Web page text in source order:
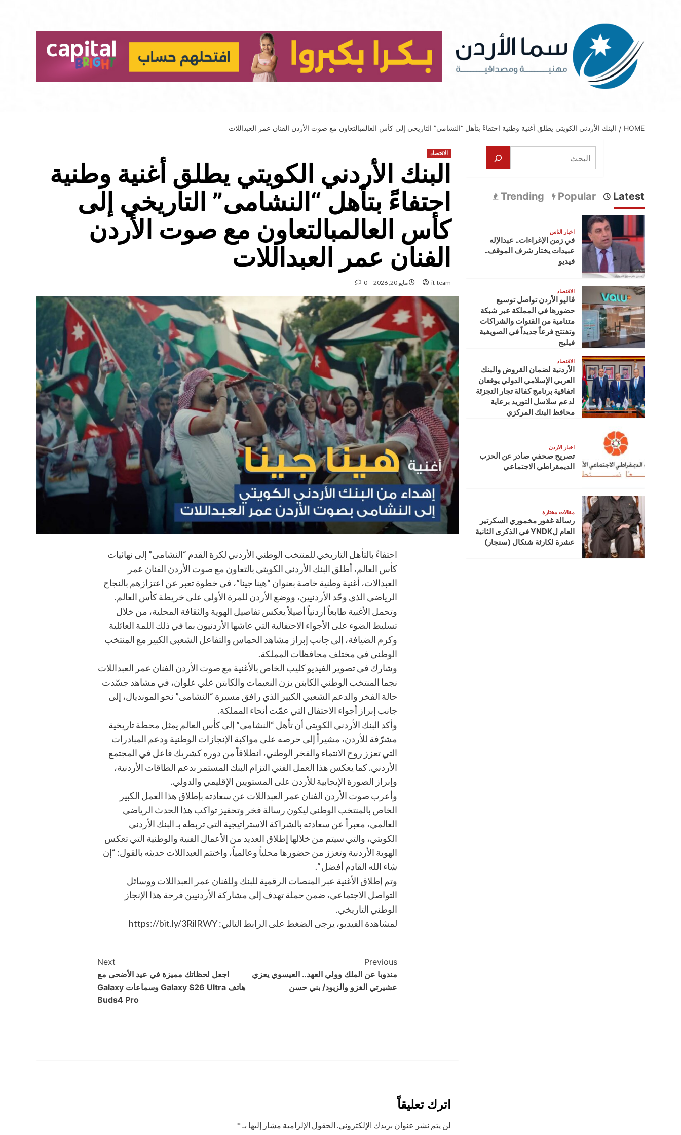
HOME البنك الأردني الكويتي يطلق أغنية وطنية احتفاءً بتأهل “النشامى” التاريخي إلى كأس العالمبالتعاون مع صوت الأردن الفنان عمر العبداللات
الاقتصاد
البنك الأردني الكويتي يطلق أغنية وطنية
احتفاءً بتأهل “النشامى” التاريخي إلى
كأس العالمبالتعاون مع صوت الأردن
الفنان عمر العبداللات
it-team مايو 20, 2026 0
احتفاءً بالتأهل التاريخي للمنتخب الوطني الأردني لكرة القدم “النشامى” إلى نهائيات
كأس العالم، أطلق البنك الأردني الكويتي بالتعاون مع صوت الأردن الفنان عمر
العبدالات، أغنية وطنية خاصة بعنوان “هينا جينا”، في خطوة تعبر عن اعتزازهم بالنجاح
الرياضي الذي وحّد الأردنيين، ووضع الأردن للمرة الأولى على خريطة كأس العالم.
وتحمل الأغنية طابعاً أردنياً أصيلاً يعكس تفاصيل الهوية والثقافة المحلية، من خلال
تسليط الضوء على الأجواء الاحتفالية التي عاشها الأردنيون بما في ذلك اللمة العائلية
وكرم الضيافة، إلى جانب إبراز مشاهد الحماس والتفاعل الشعبي الكبير مع المنتخب
الوطني في مختلف محافظات المملكة.
وشارك في تصوير الفيديو كليب الخاص بالأغنية مع صوت الأردن الفنان عمر العبداللات
نجما المنتخب الوطني الكابتن يزن النعيمات والكابتن علي علوان، في مشاهد جسّدت
حالة الفخر والدعم الشعبي الكبير الذي رافق مسيرة “النشامى” نحو المونديال، إلى
جانب إبراز أجواء الاحتفال التي عمّت أنحاء المملكة.
وأكد البنك الأردني الكويتي أن تأهل “النشامى” إلى كأس العالم يمثل محطة تاريخية
مشرّفة للأردن، مشيراً إلى حرصه على مواكبة الإنجازات الوطنية ودعم المبادرات
التي تعزز روح الانتماء والفخر الوطني، انطلاقاً من دوره كشريك فاعل في المجتمع
الأردني. كما يعكس هذا العمل الفني التزام البنك المستمر بدعم الطاقات الأردنية،
وإبراز الصورة الإيجابية للأردن على المستويين الإقليمي والدولي.
وأعرب صوت الأردن الفنان عمر العبداللات عن سعادته بإطلاق هذا العمل الكبير
الخاص بالمنتخب الوطني ليكون رسالة فخر وتحفيز تواكب هذا الحدث الرياضي
العالمي، معبراً عن سعادته بالشراكة الاستراتيجية التي تربطه بـ البنك الأردني
الكويتي، والتي سيتم من خلالها إطلاق العديد من الأعمال الفنية والوطنية التي تعكس
الهوية الأردنية وتعزز من حضورها محلياً وعالمياً، واختتم العبداللات حديثه بالقول: “إن
شاء الله القادم أفضل “.
وتم إطلاق الأغنية عبر المنصات الرقمية للبنك وللفنان عمر العبداللات ووسائل
التواصل الاجتماعي، ضمن حملة تهدف إلى مشاركة الأردنيين فرحة هذا الإنجاز
الوطني التاريخي.
لمشاهدة الفيديو، يرجى الضغط على الرابط التالي: https://bit.ly/3RilRWY
Post
Navigation
Previous
مندوبا عن الملك وولي العهد.. العيسوي يعزي
عشيرتي الغزو والزيود/ بني حسن
Next
اجعل لحظاتك مميزة في عيد الأضحى مع
هاتف Galaxy S26 Ultra وسماعات Galaxy
Buds4 Pro
اترك تعليقاً
لن يتم نشر عنوان بريدك الإلكتروني. الحقول الإلزامية مشار إليها بـ *
البحث
Latest
Popular
Trending
اخبار الناس
في زمن الإغراءات.. عبدالإله
عبيدات يختار شرف الموقف..
فيديو
الاقتصاد
ڤاليو الأردن تواصل توسيع
حضورها في المملكة عبر شبكة
متنامية من القنوات والشراكات
وتفتتح فرعاً جديداً في الصويفية
فيليج
الاقتصاد
الأردنية لضمان القروض والبنك
العربي الإسلامي الدولي يوقعان
اتفاقية برنامج كفالة تجار التجزئة
لدعم سلاسل التوريد برعاية
محافظ البنك المركزي
اخبار الاردن
تصريح صحفي صادر عن الحزب
الديمقراطي الاجتماعي
مقالات مختارة
رسالة غفور مخموري السكرتير
العام لYNDK في الذكرى الثانية
عشرة لكارثة شنكال (سنجار)